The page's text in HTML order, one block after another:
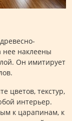
нее наклеены
Он имитирует
цветов, текстур,
интерьер.
к царапинам, к